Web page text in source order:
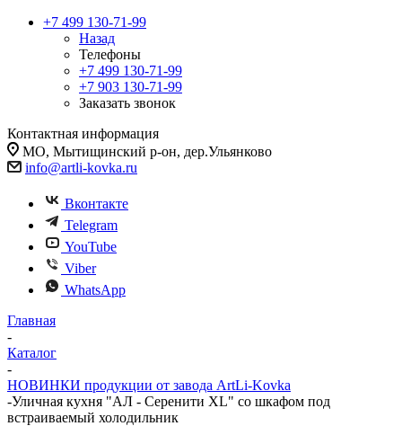
+7 499 130-71-99
Назад
Телефоны
+7 499 130-71-99
+7 903 130-71-99
Заказать звонок
Контактная информация
МО, Мытищинский р-он, дер.Ульянково
info@artli-kovka.ru
Вконтакте
Telegram
YouTube
Viber
WhatsApp
Главная
-
Каталог
-
НОВИНКИ продукции от завода ArtLi-Kovka
-Уличная кухня "АЛ - Серенити XL" со шкафом под
встраиваемый холодильник